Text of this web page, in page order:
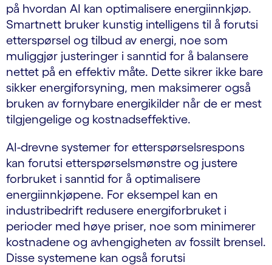
på hvordan AI kan optimalisere energiinnkjøp.
Smartnett bruker kunstig intelligens til å forutsi
etterspørsel og tilbud av energi, noe som
muliggjør justeringer i sanntid for å balansere
nettet på en effektiv måte. Dette sikrer ikke bare
sikker energiforsyning, men maksimerer også
bruken av fornybare energikilder når de er mest
tilgjengelige og kostnadseffektive.
AI-drevne systemer for etterspørselsrespons
kan forutsi etterspørselsmønstre og justere
forbruket i sanntid for å optimalisere
energiinnkjøpene. For eksempel kan en
industribedrift redusere energiforbruket i
perioder med høye priser, noe som minimerer
kostnadene og avhengigheten av fossilt brensel.
Disse systemene kan også forutsi